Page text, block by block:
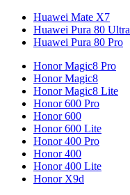
Huawei Mate X7
Huawei Pura 80 Ultra
Huawei Pura 80 Pro
Honor Magic8 Pro
Honor Magic8
Honor Magic8 Lite
Honor 600 Pro
Honor 600
Honor 600 Lite
Honor 400 Pro
Honor 400
Honor 400 Lite
Honor X9d